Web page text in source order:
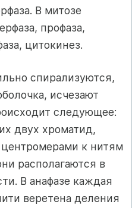
В митозе
профаза,
цитокинез.
спирализуются,
исчезают
следующее:
двух хроматид,
к нитям
располагаются в
В анафазе каждая
веретена деления